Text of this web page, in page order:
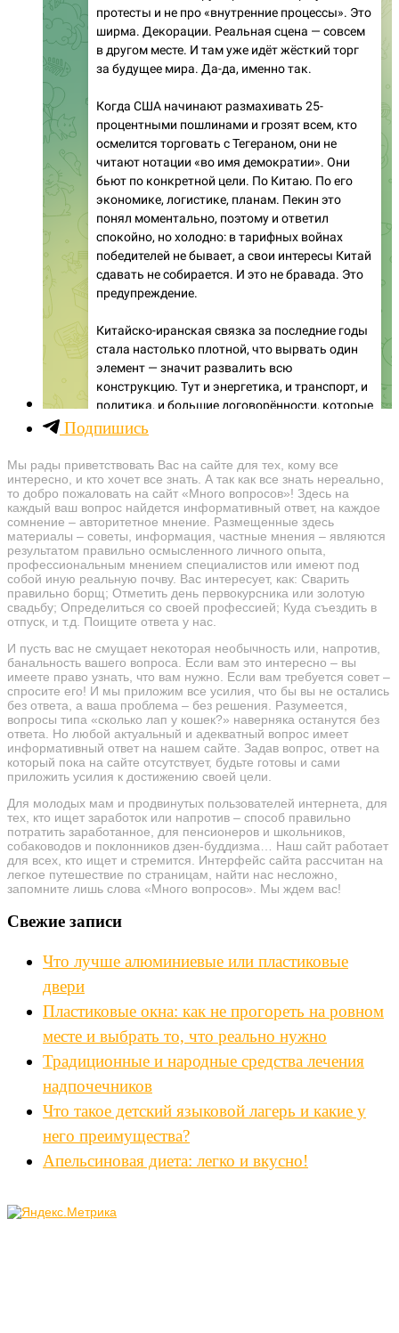
Подпишись
Мы рады приветствовать Вас на сайте для тех, кому все
интересно, и кто хочет все знать. А так как все знать нереально,
то добро пожаловать на сайт «Много вопросов»! Здесь на
каждый ваш вопрос найдется информативный ответ, на каждое
сомнение – авторитетное мнение. Размещенные здесь
материалы – советы, информация, частные мнения – являются
результатом правильно осмысленного личного опыта,
профессиональным мнением специалистов или имеют под
собой иную реальную почву. Вас интересует, как: Сварить
правильно борщ; Отметить день первокурсника или золотую
свадьбу; Определиться со своей профессией; Куда съездить в
отпуск, и т.д. Поищите ответа у нас.
И пусть вас не смущает некоторая необычность или, напротив,
банальность вашего вопроса. Если вам это интересно – вы
имеете право узнать, что вам нужно. Если вам требуется совет –
спросите его! И мы приложим все усилия, что бы вы не остались
без ответа, а ваша проблема – без решения. Разумеется,
вопросы типа «сколько лап у кошек?» наверняка останутся без
ответа. Но любой актуальный и адекватный вопрос имеет
информативный ответ на нашем сайте. Задав вопрос, ответ на
который пока на сайте отсутствует, будьте готовы и сами
приложить усилия к достижению своей цели.
Для молодых мам и продвинутых пользователей интернета, для
тех, кто ищет заработок или напротив – способ правильно
потратить заработанное, для пенсионеров и школьников,
собаководов и поклонников дзен-буддизма… Наш сайт работает
для всех, кто ищет и стремится. Интерфейс сайта рассчитан на
легкое путешествие по страницам, найти нас несложно,
запомните лишь слова «Много вопросов». Мы ждем вас!
Свежие записи
Что лучше алюминиевые или пластиковые
двери
Пластиковые окна: как не прогореть на ровном
месте и выбрать то, что реально нужно
Традиционные и народные средства лечения
надпочечников
Что такое детский языковой лагерь и какие у
него преимущества?
Апельсиновая диета: легко и вкусно!